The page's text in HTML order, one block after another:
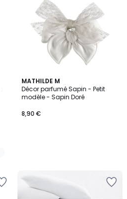
MATHILDE M
Décor parfumé Sapin - Petit
modèle - Sapin Doré
8,90 €